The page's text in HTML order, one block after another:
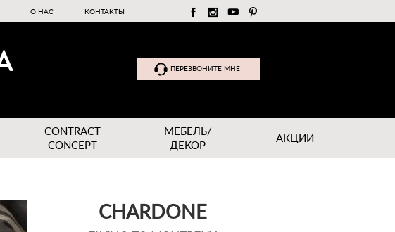
О НАС КОНТАКТЫ
ПЕРЕЗВОНИТЕ МНЕ
CONTRACT
CONCEPT
МЕБЕЛЬ/
ДЕКОР
АКЦИИ
CHARDONE